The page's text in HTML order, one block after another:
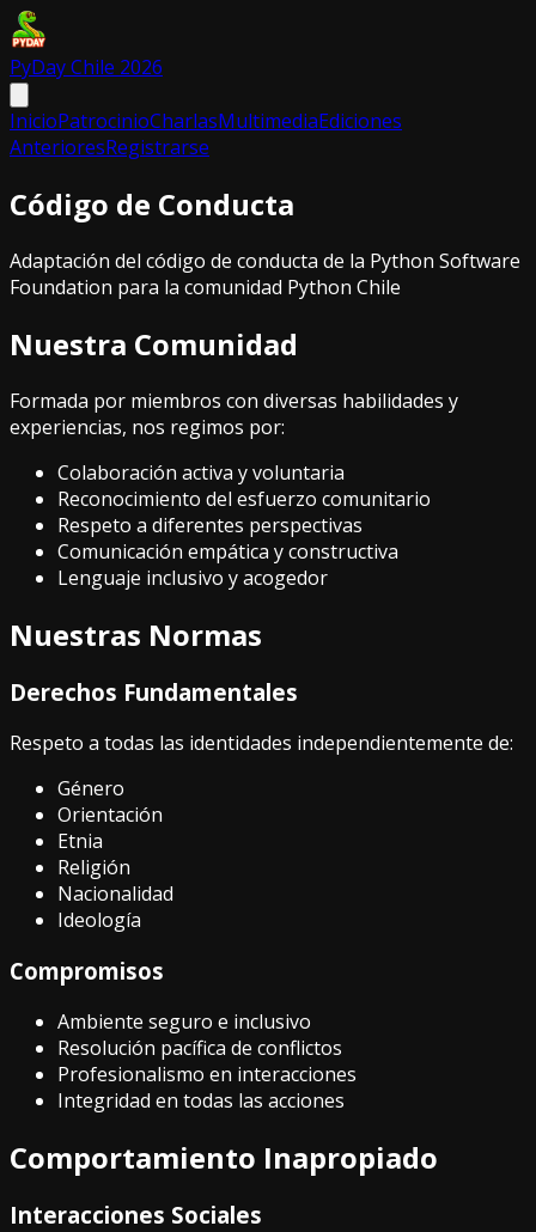
PyDay Chile 2026
InicioPatrocinioCharlasMultimediaEdiciones
AnterioresRegistrarse
Código de Conducta
Adaptación del código de conducta de la Python Software
Foundation para la comunidad Python Chile
Nuestra Comunidad
Formada por miembros con diversas habilidades y
experiencias, nos regimos por:
Colaboración activa y voluntaria
Reconocimiento del esfuerzo comunitario
Respeto a diferentes perspectivas
Comunicación empática y constructiva
Lenguaje inclusivo y acogedor
Nuestras Normas
Derechos Fundamentales
Respeto a todas las identidades independientemente de:
Género
Orientación
Etnia
Religión
Nacionalidad
Ideología
Compromisos
Ambiente seguro e inclusivo
Resolución pacífica de conflictos
Profesionalismo en interacciones
Integridad en todas las acciones
Comportamiento Inapropiado
Interacciones Sociales